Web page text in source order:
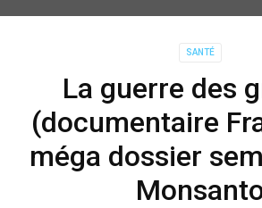
SANTÉ
La guerre des
(documentaire
méga dossier